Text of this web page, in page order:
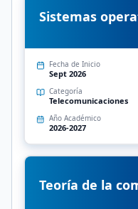
Sistemas
Fecha de Inicio
Sept 2026
Categoría
Telecomunicaciones
Año Académico
2026-2027
Teoría de la